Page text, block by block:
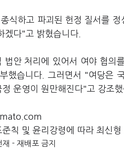
식하고 파괴된 헌정 질서를
겠다"고 밝혔습니다.
안 처리에 있어서 여야 협의
했습니다. 그러면서 "여당은
운영이 원만해진다"고 강조했
칙 및 윤리강령에 따라 최신
- 재배포 금지